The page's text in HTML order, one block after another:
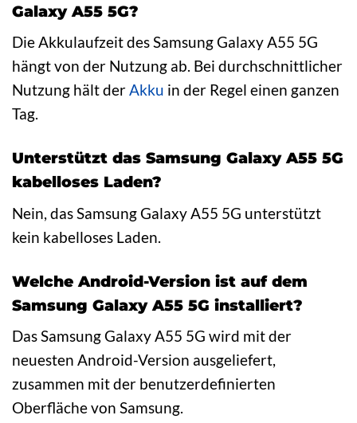
Galaxy A55 5G?
Die Akkulaufzeit des Samsung Galaxy A55 5G
hängt von der Nutzung ab. Bei durchschnittlicher
Nutzung hält derAkku in der Regel einen ganzen
Tag.
Unterstützt das Samsung Galaxy A55 5G
kabelloses Laden?
Nein, das Samsung Galaxy A55 5G unterstützt
kein kabelloses Laden.
Welche Android-Version ist auf dem
Samsung Galaxy A55 5G installiert?
Das Samsung Galaxy A55 5G wird mit der
neuesten Android-Version ausgeliefert,
zusammen mit der benutzerdefinierten
Oberfläche von Samsung.